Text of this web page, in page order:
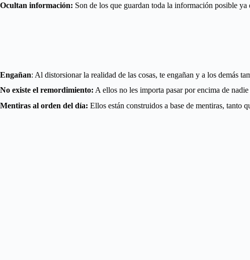
Ocultan información: Son de los que guardan toda la información posible
Engañan: Al distorsionar la realidad de las cosas, te engañan y a los demás
No existe el remordimiento: A ellos no les importa pasar por encima de
Mentiras al orden del día: Ellos están construidos a base de mentiras, tanto